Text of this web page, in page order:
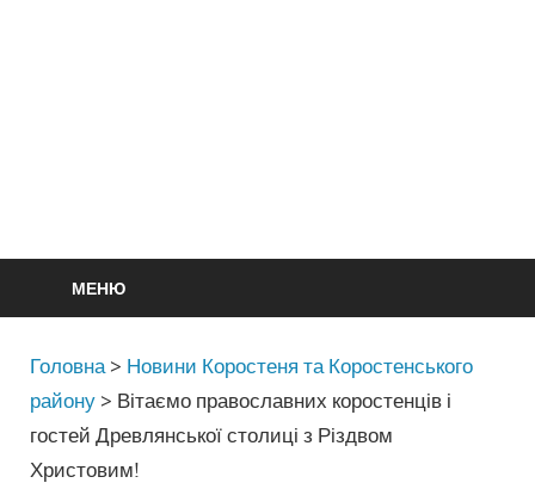
МЕНЮ
Головна > Новини Коростеня та Коростенського
району > Вітаємо православних коростенців і
гостей Древлянської столиці з Різдвом
Христовим!